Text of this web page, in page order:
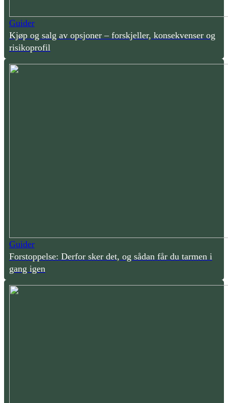
Guider
Kjøp og salg av opsjoner – forskjeller, konsekvenser og
risikoprofil
Guider
Forstoppelse: Derfor sker det, og sådan får du tarmen i
gang igen